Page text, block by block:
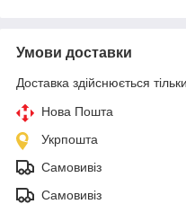
Умови доставки
Доставка здійснюється
Нова Пошта
Укрпошта
Самовивіз
Самовивіз